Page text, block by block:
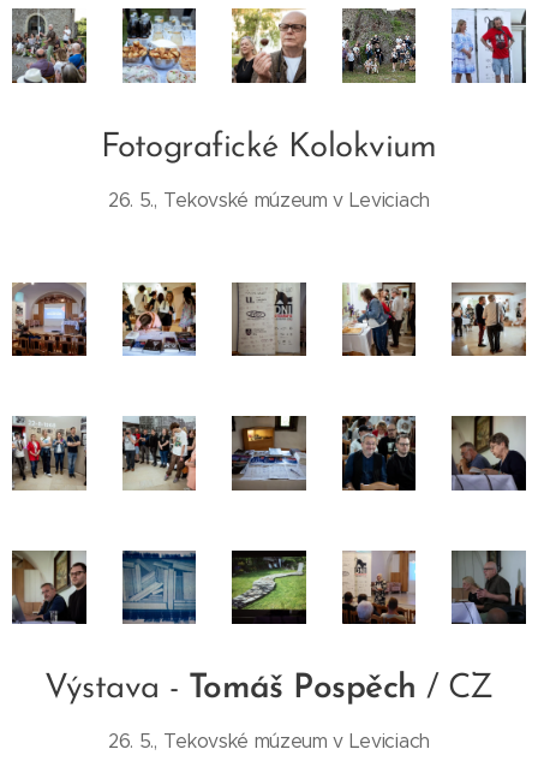
Fotografické Kolokvium
26. 5., Tekovské múzeum v Leviciach
Výstava - Tomáš Pospěch / CZ
26. 5., Tekovské múzeum v Leviciach